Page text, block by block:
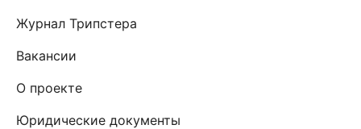
Журнал Трипстера
Вакансии
О проекте
Юридические документы